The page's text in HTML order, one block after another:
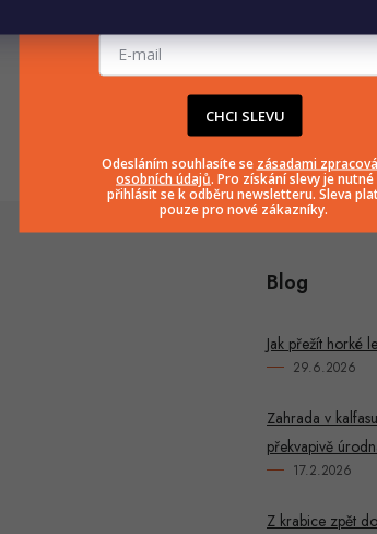
info@huka.cz
+420777799661
Blog
Jak přežít horké
29.6.2026
Zahrada v
překvapivě
17.2.2026
Z krabice zpět
CHCI SLEVU
Odesláním souhlasíte se zásadami
osobních údajů. Pro získání slevy je nutné
přihlásit se k odběru newsletteru. Sleva
pouze pro nové zákazníky.